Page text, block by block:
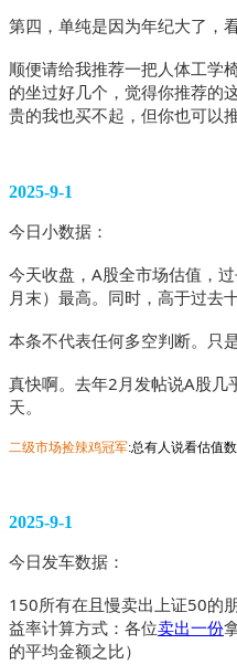
第四，单纯是因为年纪大了，
顺便请给我推荐一把人体工学
的坐过好几个，觉得你推荐的
贵的我也买不起，但你也可以推
2025-9-1
今日小数据：
今天收盘，A股全市场估值，
月末）最高。同时，高于过去
本条不代表任何多空判断。只
真快啊。去年2月发帖说A股几
天。
二级市场捡辣鸡冠军:总有人说看估值
2025-9-1
今日发车数据：
150所有在且慢卖出上证50的
益率计算方式：各位卖出一份
的平均金额之比）